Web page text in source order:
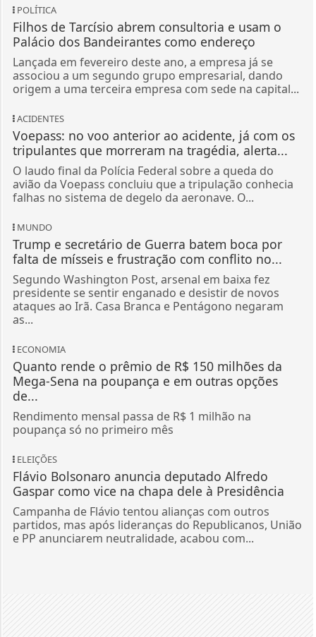
POLÍTICA
Filhos de Tarcísio abrem consultoria e usam o
Palácio dos Bandeirantes como endereço
Lançada em fevereiro deste ano, a empresa já se
associou a um segundo grupo empresarial, dando
origem a uma terceira empresa com sede na capital...
ACIDENTES
Voepass: no voo anterior ao acidente, já com os
tripulantes que morreram na tragédia, alerta...
O laudo final da Polícia Federal sobre a queda do
avião da Voepass concluiu que a tripulação conhecia
falhas no sistema de degelo da aeronave. O...
MUNDO
Trump e secretário de Guerra batem boca por
falta de mísseis e frustração com conflito no...
Segundo Washington Post, arsenal em baixa fez
presidente se sentir enganado e desistir de novos
ataques ao Irã. Casa Branca e Pentágono negaram
as...
ECONOMIA
Quanto rende o prêmio de R$ 150 milhões da
Mega-Sena na poupança e em outras opções
de...
Rendimento mensal passa de R$ 1 milhão na
poupança só no primeiro mês
ELEIÇÕES
Flávio Bolsonaro anuncia deputado Alfredo
Gaspar como vice na chapa dele à Presidência
Campanha de Flávio tentou alianças com outros
partidos, mas após lideranças do Republicanos, União
e PP anunciarem neutralidade, acabou com...